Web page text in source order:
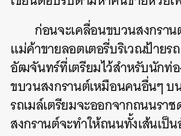
ก่อนจะเคลื่อนขบวนสงกราน
แม่ค้าขายลอตเตอรี่บริเวณป้ายร
อัฒจันทร์ที่เตรียมไว้สำหรับนักท่อ
ขบวนสงกรานต์เหมือนคนอื่นๆ
รถเมล์เตรียมจะออกจากถนนรา
สงกรานต์จะทำให้ถนนทั้งเส้นเป็